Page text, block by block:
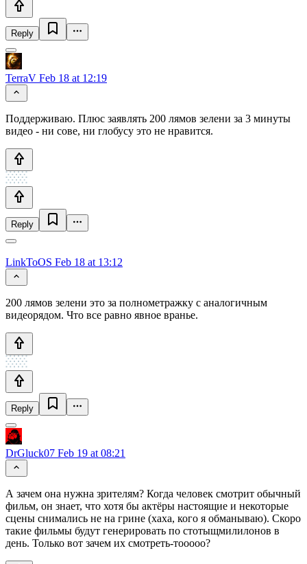
Reply
TerraV Feb 18 at 12:19
Поддерживаю. Плюс заявлять 200 лямов зелени за 3 минуты
видео - ни сове, ни глобусу это не нравится.
Reply
LinkToOS Feb 18 at 13:12
200 лямов зелени это за полнометражку с аналогичным
видеорядом. Что все равно явное вранье.
Reply
DrGluck07 Feb 19 at 08:21
А зачем она нужна зрителям? Когда человек смотрит обычный
фильм, он знает, что хотя бы актёры настоящие и некоторые
сцены снимались не на грине (хаха, кого я обманываю). Скоро
такие фильмы будут генерировать по стотыщмилилонов в
день. Только вот зачем их смотреть-тооооо?